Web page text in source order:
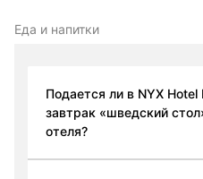
Еда и напитки
Подается ли в NYX
завтрак «шведский
отеля?